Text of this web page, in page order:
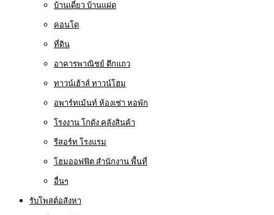
บ้านเดี่ยว บ้านแฝด
คอนโด
ที่ดิน
อาคารพาณิชย์ ตึกแถว
ทาวน์เฮ้าส์ ทาวน์โฮม
อพาร์ทเม้นท์ ห้องเช่า หอพัก
โรงงาน โกดัง คลังสินค้า
รีสอร์ท โรงแรม
โฮมออฟฟิต สำนักงาน พื้นที่
อื่นๆ
รับโพสต์อสังหา